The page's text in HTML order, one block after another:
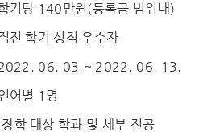
기당 140만원(등록금 범위내)
전 학기 성적 우수자
2022. 06. 03.~ 2022. 06. 13.
어별 1명
학 대상 학과 및 세부 전공